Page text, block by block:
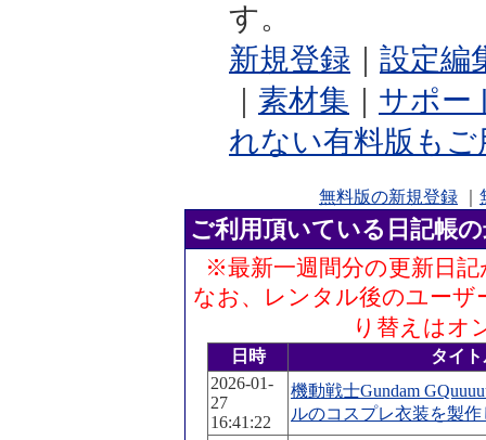
す。
新規登録
設定編
素材集
サポー
れない有料版も
無料版の新規登録
ご利用頂いている日記帳
※最新一週間分の更新日
なお、レンタル後のユーザ
り替えはオ
日時
タイト
2026-01-
27
16:41:22
機動戦士Gundam
ルのコスプレ衣装を製